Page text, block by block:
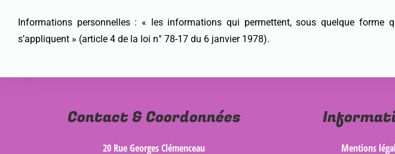
Informations personnelles : « les informations qui permettent, sous quelque forme
s’appliquent » (article 4 de la loi n° 78-17 du 6 janvier 1978).
20 Rue Georges Clémenceau
Contact & Coordonnées
Mentions